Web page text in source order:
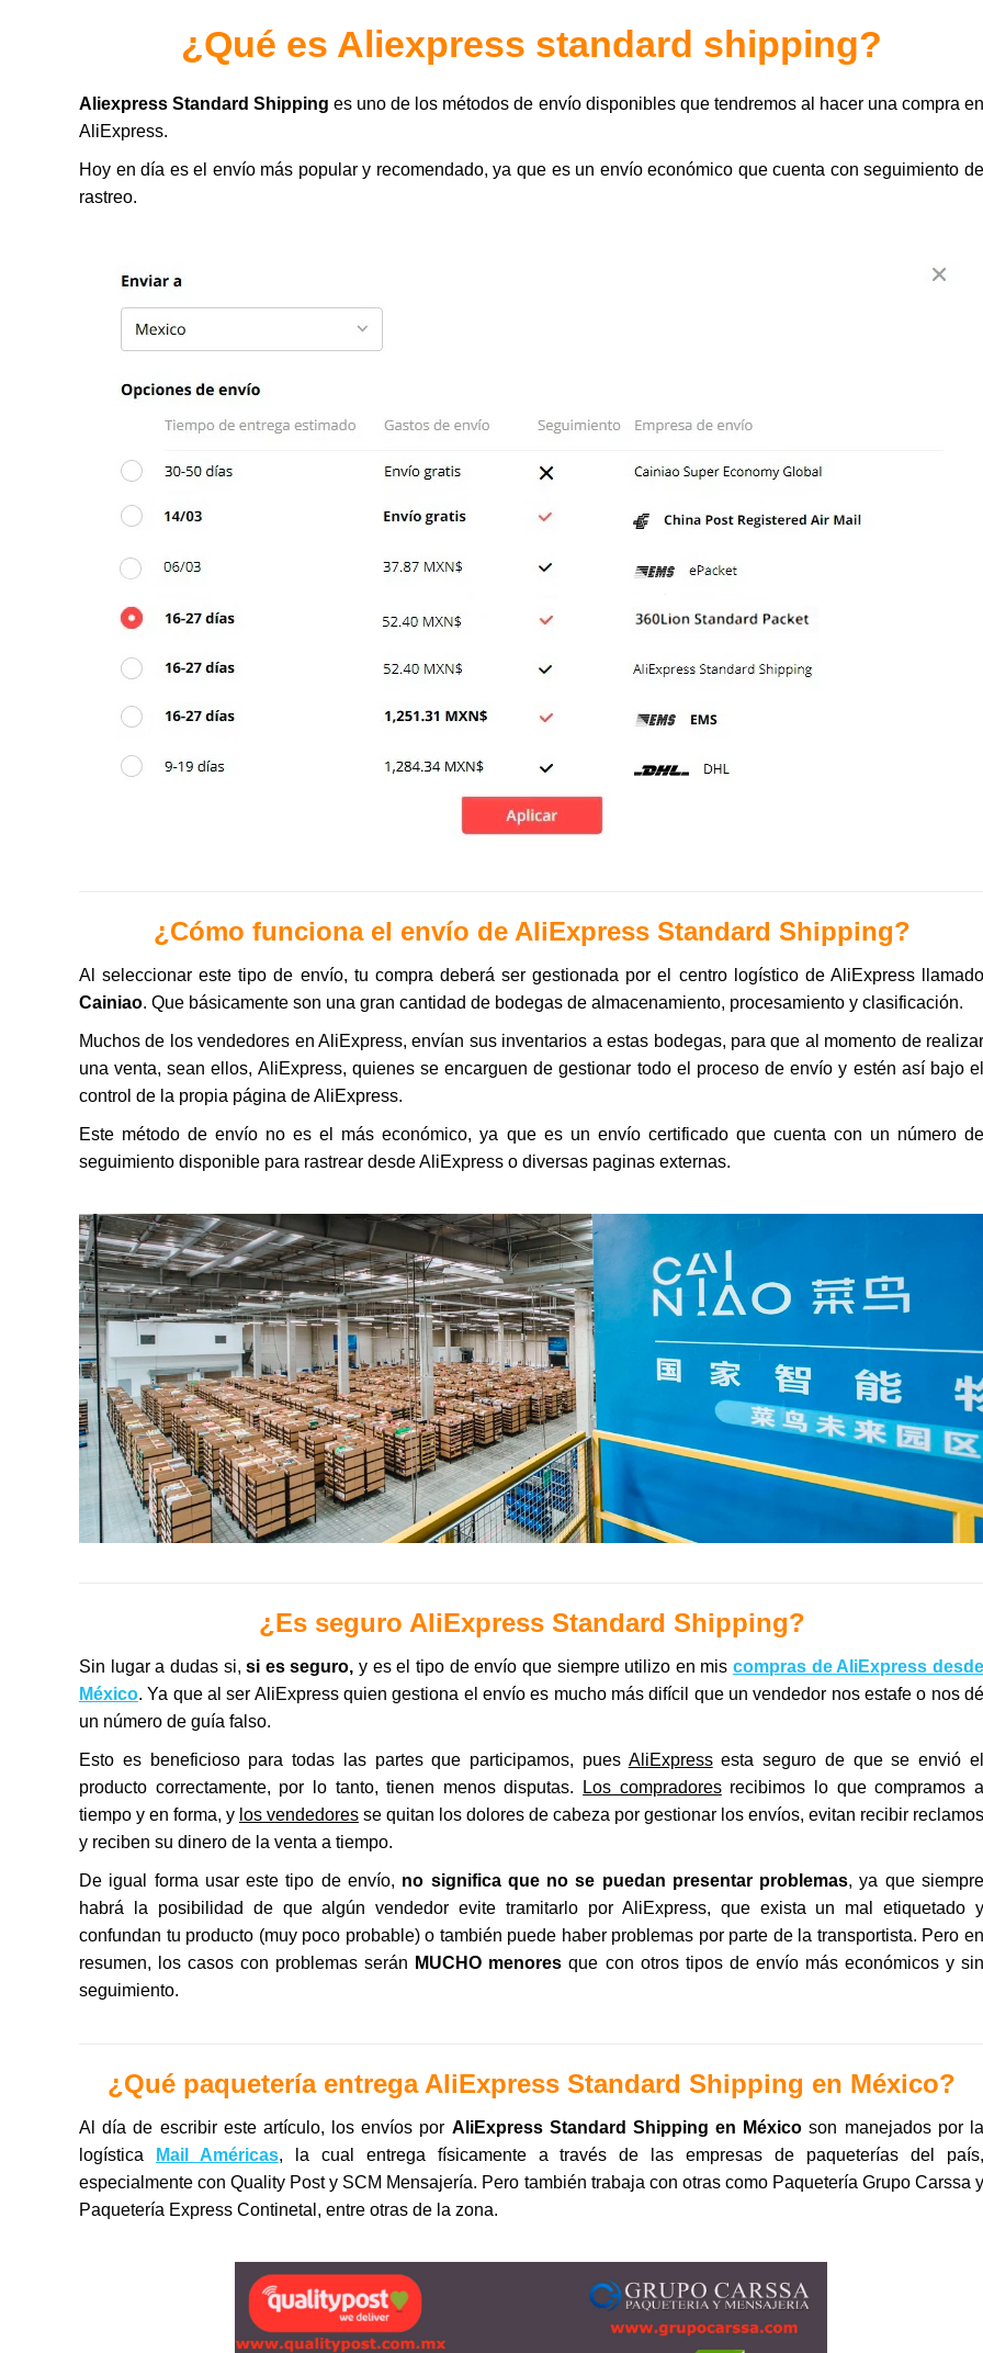
¿Qué es Aliexpress standard shipping?
Aliexpress Standard Shipping es uno de los métodos de envío disponibles que tendremos al hacer una compra
AliExpress.
Hoy en día es el envío más popular y recomendado, ya que es un envío económico que cuenta con seguimiento de
rastreo.
¿Cómo funciona el envío de AliExpress Standard Shipping?
Al seleccionar este tipo de envío, tu compra deberá ser gestionada por el centro logístico de AliExpress llamado
Cainiao. Que básicamente son una gran cantidad de bodegas de almacenamiento, procesamiento y clasificación.
Muchos de los vendedores en AliExpress, envían sus inventarios a estas bodegas, para que al momento de realizar
una venta, sean ellos, AliExpress, quienes se encarguen de gestionar todo el proceso de envío y estén así bajo el
control de la propia página de AliExpress.
Este método de envío no es el más económico, ya que es un envío certificado que cuenta con un número de
seguimiento disponible para rastrear desde AliExpress o diversas paginas externas.
¿Es seguro AliExpress Standard Shipping?
Sin lugar a dudas si,si es seguro, y es el tipo de envío que siempre utilizo en miscompras de AliExpress
México. Ya que al ser AliExpress quien gestiona el envío es mucho más difícil que un vendedor nos estafe o nos dé
un número de guía falso.
Esto es beneficioso para todas las partes que participamos, pues AliExpressesta seguro de que se envió
producto correctamente, por lo tanto, tienen menos disputas.
Los compradoresrecibimos lo que compramos
tiempo y en forma, y los vendedores se quitan los dolores de cabeza por gestionar los envíos, evitan recibir reclamos
y reciben su dinero de la venta a tiempo.
De igual forma usar este tipo de envío, no significa que no se puedan presentar problemas, ya que
habrá la posibilidad de que algún vendedor evite tramitarlo por AliExpress, que exista un mal etiquetado y
confundan tu producto (muy poco probable) o también puede haber problemas por parte de la transportista. Pero en
resumen, los casos con problemas serán MUCHO menores que con otros tipos de envío más económicos y
seguimiento.
¿Qué paquetería entrega AliExpress Standard Shipping en México?
Al día de escribir este artículo, los envíos por AliExpress Standard Shipping en México son manejados por
logística
Mail Américas, la cual entrega físicamente a través de las empresas de paqueterías del
especialmente con Quality Post y SCM Mensajería. Pero también trabaja con otras como Paquetería Grupo Carssa y
Paquetería Express Continetal, entre otras de la zona.